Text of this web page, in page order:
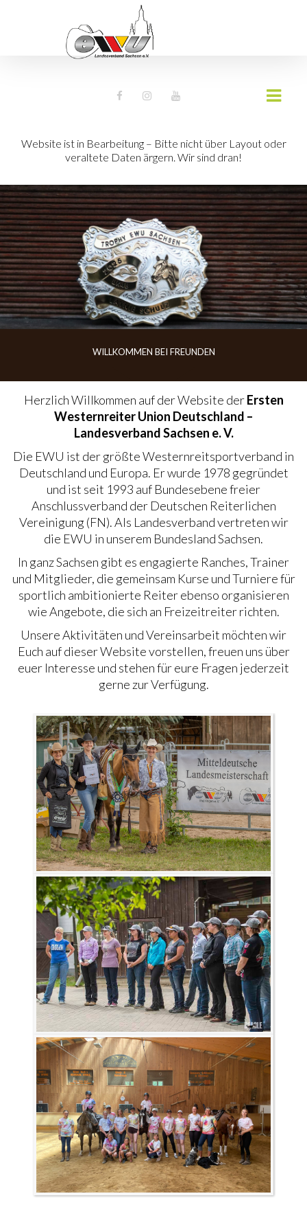
NEWS
TERMINE
WESTERNREITER ONLINE
DOWNLOADS
EWU SACHSEN
VORSTAND
SPONSOR WERDEN
ANDERE LANDESVERBÄNDE
MITGLIED WERDEN
SATZUNG/RECHTSORDNUNG
TURNIERSPORT
AUSSCHREIBUNG, ZEITPLÄNE, PATTERN & ERGEBNISSE
GERMAN OPEN UND KADER
CUP UND TROPHY
JUNGPFERDEPROGRAMM
TURNIERFACHLEUTE
VERANSTALTUNGEN
KIDS CLUB
WALK-TROT UND FÜHRZÜGEL CUP
BREITENSPORT
CHARITY SONDERPRÜFUNG
Ü50 – ANGEBOTE
REITZEIT UND EHRENSACHE
AUSBILDUNG
KURSE IN SACHSEN
TRAINER UND TRAINERINNEN
WESTERN-REITABZEICHEN
TRAINERAUSBILDUNG
AUSBILDUNG TURNIERFACHLEUTE
RANCHES
WESTERNREITEN
KONTAKT
IMPRESSUM
DATENSCHUTZ
Website ist in Bearbeitung – Bitte nicht über Layout oder
veraltete Daten ärgern. Wir sind dran!
WILLKOMMEN BEI FREUNDEN
Herzlich Willkommen auf der Website derErsten
Westernreiter Union Deutschland –
Landesverband Sachsen e. V.
Die EWU ist der größte Westernreitsportverband in
Deutschland und Europa. Er wurde 1978 gegründet
und ist seit 1993 auf Bundesebene freier
Anschlussverband der Deutschen Reiterlichen
Vereinigung (FN). Als Landesverband vertreten wir
die EWU in unserem Bundesland Sachsen.
In ganz Sachsen gibt es engagierte Ranches, Trainer
und Mitglieder, die gemeinsam Kurse und Turniere für
sportlich ambitionierte Reiter ebenso organisieren
wie Angebote, die sich an Freizeitreiter richten.
Unsere Aktivitäten und Vereinsarbeit möchten wir
Euch auf dieser Website vorstellen, freuen uns über
euer Interesse und stehen für eure Fragen jederzeit
gerne zur Verfügung.